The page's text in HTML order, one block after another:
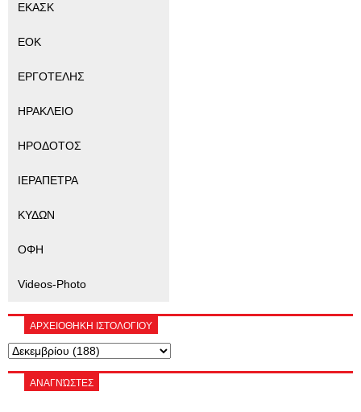
ΕΚΑΣΚ
ΕΟΚ
ΕΡΓΟΤΕΛΗΣ
ΗΡΑΚΛΕΙΟ
ΗΡΟΔΟΤΟΣ
ΙΕΡΑΠΕΤΡΑ
ΚΥΔΩΝ
ΟΦΗ
Videos-Photo
ΑΡΧΕΙΟΘΗΚΗ ΙΣΤΟΛΟΓΙΟΥ
ΑΝΑΓΝΏΣΤΕΣ